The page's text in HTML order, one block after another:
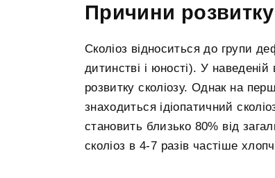
Причини розвитку
Сколіоз відноситься до групи
дитинстві і юності). У
розвитку сколіозу. Однак на
знаходиться ідіопатичний
становить близько 80% від
сколіоз в 4-7 разів частіше